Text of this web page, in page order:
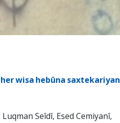
wisa hebûna saxtekariyan
Seîdî, Esed Cemiyanî,